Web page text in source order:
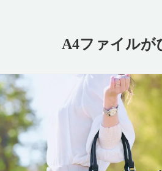
A4ファイルが